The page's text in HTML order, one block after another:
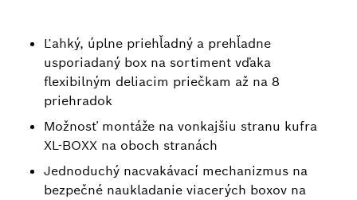
Ľahký, úplne priehľadný a prehľadne
usporiadaný box na sortiment vďaka
flexibilným deliacim priečkam až na 8
priehradok
Možnosť montáže na vonkajšiu stranu kufra
XL-BOXX na oboch stranách
Jednoduchý nacvakávací mechanizmus na
bezpečné naukladanie viacerých boxov na